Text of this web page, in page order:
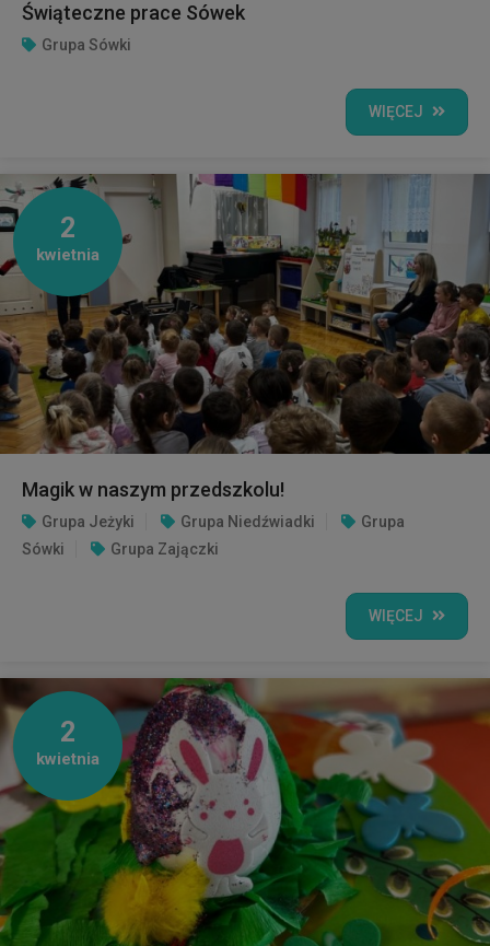
Świąteczne prace Sówek
Grupa Sówki
WIĘCEJ
2
kwietnia
Magik w naszym przedszkolu!
Grupa Jeżyki Grupa Niedźwiadki
Grupa
Sówki
Grupa Zajączki
WIĘCEJ
2
kwietnia